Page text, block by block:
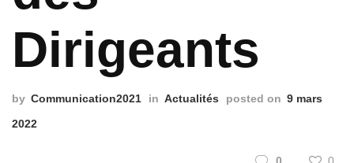
Dirigeants
by Communication2021 in Actualités posted on 9 mars
2022
0 0